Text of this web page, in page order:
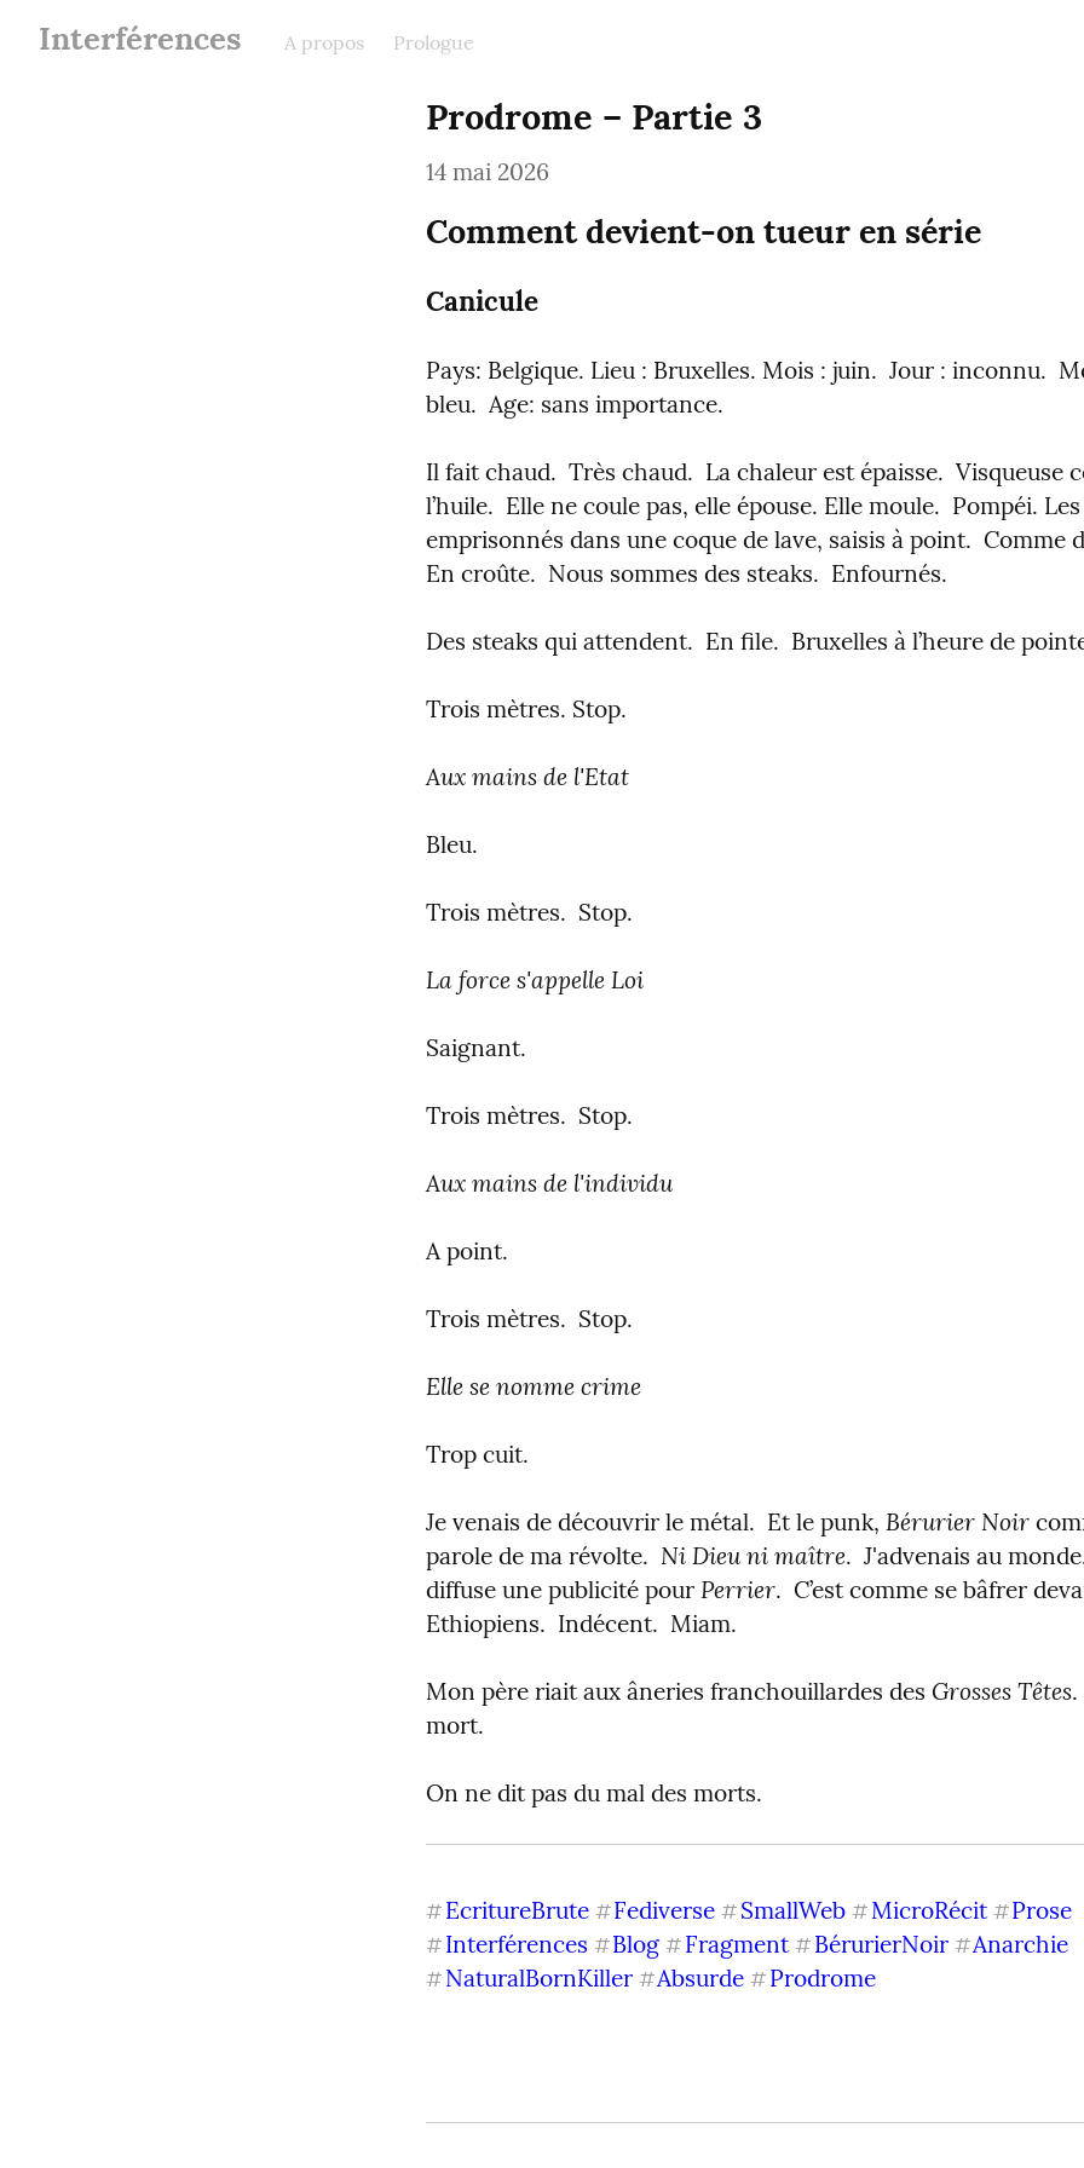
Interférences A propos Prologue
Prodrome – Partie 3
14 mai 2026
Comment devient-on tueur en série
Canicule
Pays: Belgique. Lieu : Bruxelles. Mois : juin.  Jour : inconnu.
bleu.  Age: sans importance.
Il fait chaud.  Très chaud.  La chaleur est épaisse.  Visqueuse
l’huile.  Elle ne coule pas, elle épouse. Elle moule.  Pompéi.
emprisonnés dans une coque de lave, saisis à point.  Comme
En croûte.  Nous sommes des steaks.  Enfournés.
Des steaks qui attendent.  En file.  Bruxelles à l’heure de
Trois mètres. Stop.
Aux mains de l'Etat
Bleu.
Trois mètres.  Stop.
La force s'appelle Loi
Saignant.
Trois mètres.  Stop.
Aux mains de l'individu
A point.
Trois mètres.  Stop.
Elle se nomme crime
Trop cuit.
Je venais de découvrir le métal.  Et le punk, Bérurier Noir
parole de ma révolte. Ni Dieu ni maître.  J'advenais au
diffuse une publicité pour Perrier.  C’est comme se bâfrer
Ethiopiens.  Indécent.  Miam.
Mon père riait aux âneries franchouillardes des Grosses Têtes
mort.
On ne dit pas du mal des morts.
#EcritureBrute #Fediverse #SmallWeb #MicroRécit #Prose
#Interférences #Blog #Fragment #BérurierNoir #Anarchie
#NaturalBornKiller #Absurde #Prodrome